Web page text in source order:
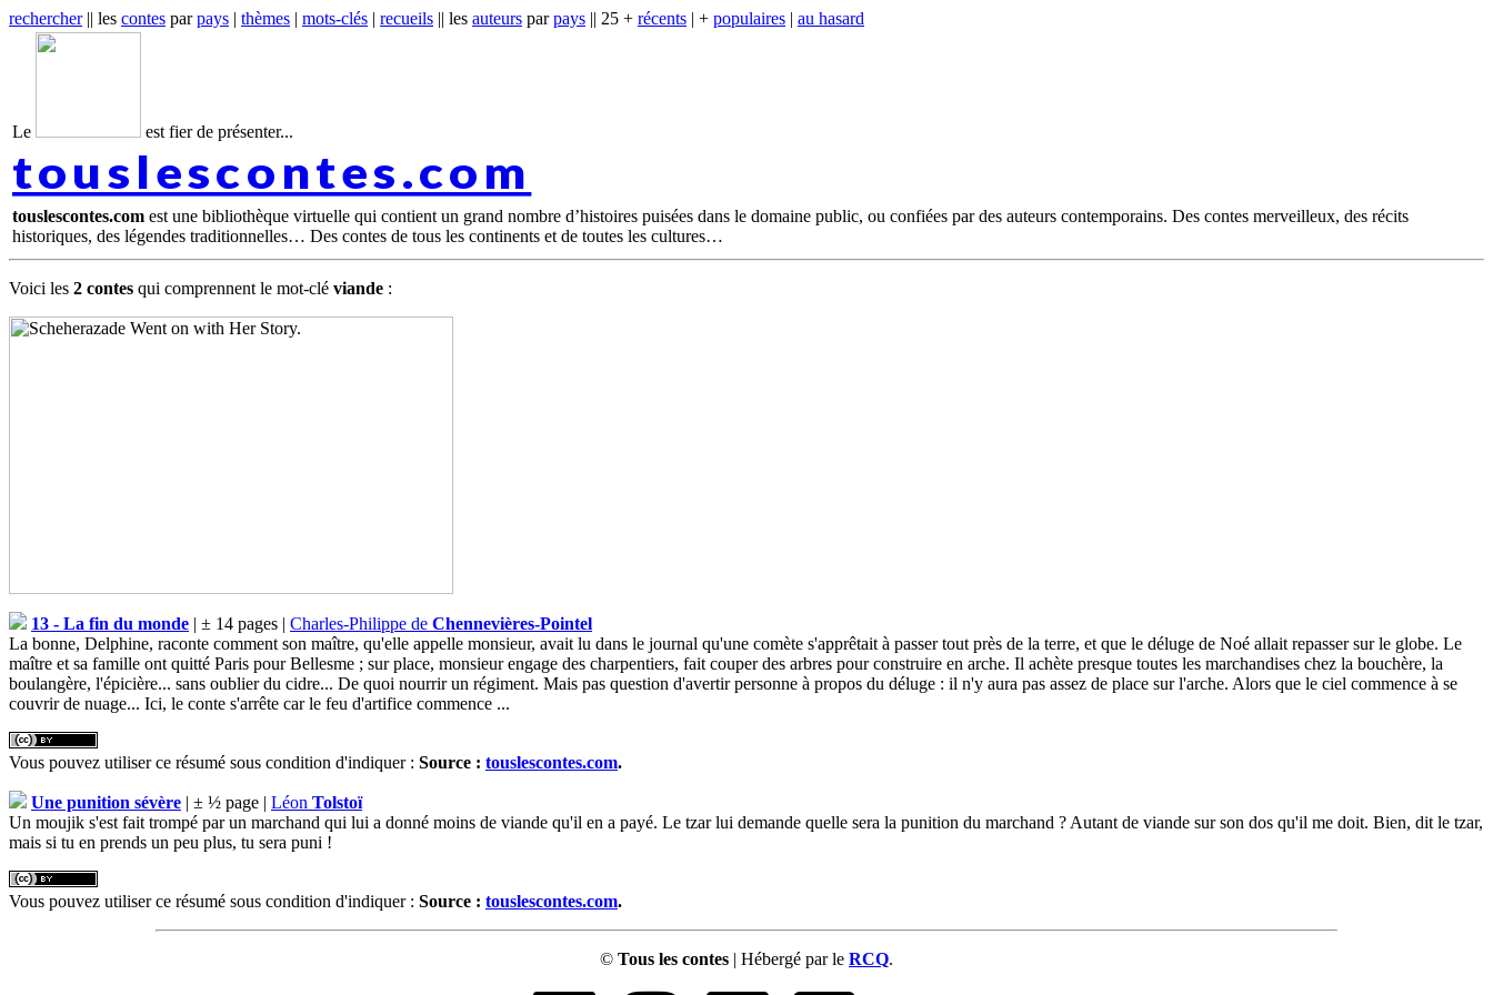
rechercher|| les contes parpays | thèmes | mots-clés | recueils || les auteurs parpays || 25 + récents | + populaires | au hasard
Le est fier de présenter...
touslescontes.com
touslescontes.com est une bibliothèque virtuelle qui contient un grand nombre d’histoires puisées dans le domaine public, ou confiées par des auteurs contemporains. Des contes merveilleux, des récits
historiques, des légendes traditionnelles… Des contes de tous les continents et de toutes les cultures
Voici les 2 contes qui comprennent le mot-clé viande :
13 - La fin du monde | ± 14 pages | Charles-Philippe de Chennevières-Pointel
La bonne, Delphine, raconte comment son maître, qu'elle appelle monsieur, avait lu dans le journal qu'une comète s'apprêtait à passer tout près de la terre, et que le déluge de Noé allait repasser sur le globe. Le
maître et sa famille ont quitté Paris pour Bellesme ; sur place, monsieur engage des charpentiers, fait couper des arbres pour construire en arche. Il achète presque toutes les marchandises chez la bouchère, la
boulangère, l'épicière... sans oublier du cidre... De quoi nourrir un régiment. Mais pas question d'avertir personne à propos du déluge : il n'y aura pas assez de place sur l'arche. Alors que le ciel commence à se
couvrir de nuage... Ici, le conte s'arrête car le feu d'artifice commence ...
Vous pouvez utiliser ce résumé sous condition d'indiquer : Source : touslescontes.com.
Une punition sévère | ± ½ page | Léon Tolstoï
Un moujik s'est fait trompé par un marchand qui lui a donné moins de viande qu'il en a payé. Le tzar lui demande quelle sera la punition du marchand ? Autant de viande sur son dos qu'il me doit. Bien, dit le tzar,
mais si tu en prends un peu plus, tu sera puni !
Vous pouvez utiliser ce résumé sous condition d'indiquer : Source : touslescontes.com.
© Tous les contes | Hébergé par le RCQ.